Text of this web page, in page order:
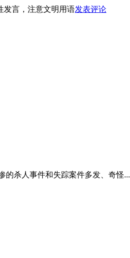
发言，注意文明用语发表评论
的杀人事件和失踪案件多发、奇怪...